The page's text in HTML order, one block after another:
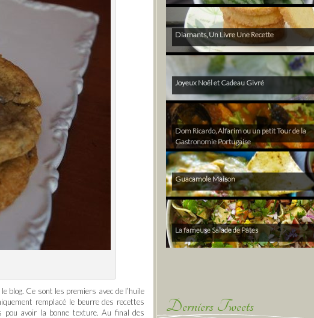
blog. Ce sont les premiers avec de l’huile
remplacé le beurre des recettes
avoir la bonne texture. Au final des
Diamants, Un Livre Une Recette
Joyeux Noël et Cadeau Givré
Dom Ricardo, Alfarim ou un petit Tour de la
Gastronomie Portugaise
Guacamole Maison
La fameuse Salade de Pâtes
Derniers Tweets